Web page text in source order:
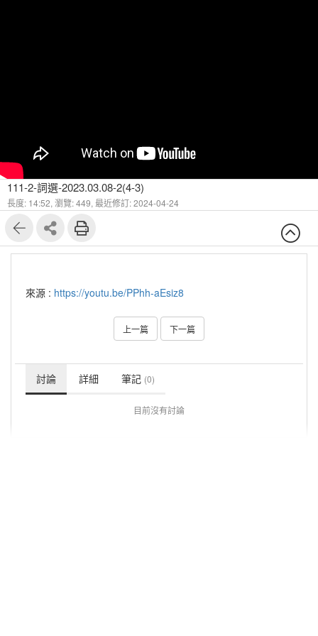
111-2-詞選-2023.03.08-2(4-3)
長度: 14:52, 瀏覽: 449, 最近修訂: 2024-04-24
來源 : https://youtu.be/PPhh-aEsiz8
上一篇 下一篇
討論 詳細 筆記 (0)
目前沒有討論